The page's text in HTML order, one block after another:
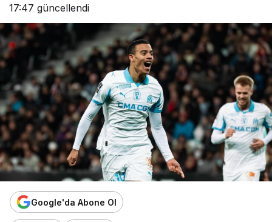
17:47 güncellendi
Google'da Abone Ol